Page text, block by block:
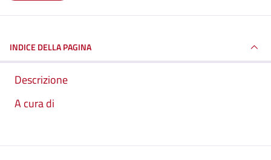
INDICE DELLA PAGINA
Descrizione
A cura di